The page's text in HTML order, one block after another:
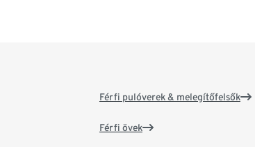
Férfi pulóverek & melegítőfelsők
Férfi övek